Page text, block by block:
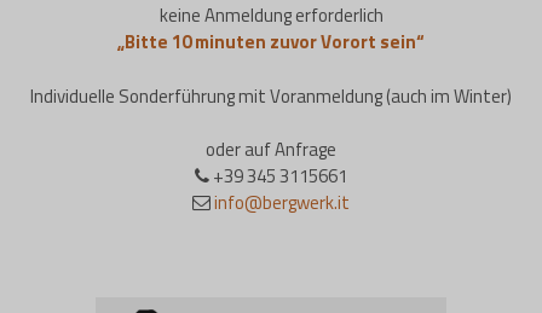
keine Anmeldung erforderlich
„Bitte 10 minuten zuvor Vorort sein“
Individuelle Sonderführung mit Voranmeldung (auch im Winter)
oder auf Anfrage
+39 345 3115661
info@bergwerk.it